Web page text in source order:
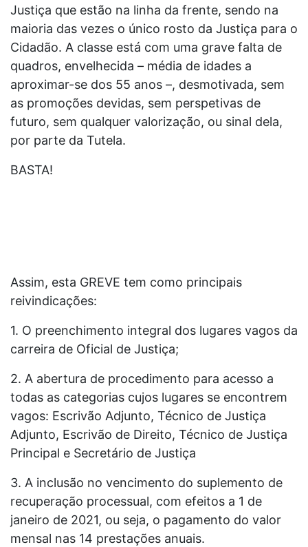
Justiça que estão na linha da frente, sendo na
maioria das vezes o único rosto da Justiça para o
Cidadão. A classe está com uma grave falta de
quadros, envelhecida – média de idades a
aproximar-se dos 55 anos –, desmotivada, sem
as promoções devidas, sem perspetivas de
futuro, sem qualquer valorização, ou sinal dela,
por parte da Tutela.
BASTA!
Assim, esta GREVE tem como principais
reivindicações:
1. O preenchimento integral dos lugares vagos da
carreira de Oficial de Justiça;
2. A abertura de procedimento para acesso a
todas as categorias cujos lugares se encontrem
vagos: Escrivão Adjunto, Técnico de Justiça
Adjunto, Escrivão de Direito, Técnico de Justiça
Principal e Secretário de Justiça
3. A inclusão no vencimento do suplemento de
recuperação processual, com efeitos a 1 de
janeiro de 2021, ou seja, o pagamento do valor
mensal nas 14 prestações anuais.